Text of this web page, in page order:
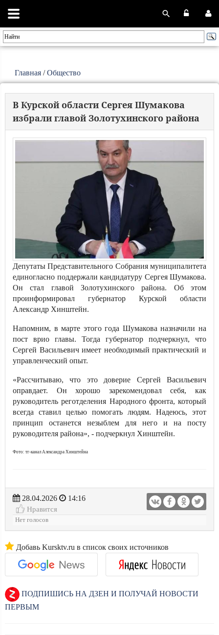
Главная /Общество
В Курской области Сергея Шумакова
избрали главой Золотухинского района
Депутаты Представительного Собрания муниципалитета
единогласно поддержали кандидатуру Сергея Шумакова.
Он стал главой Золотухинского района. Об этом
проинформировал губернатор Курской области
Александр Хинштейн.
Напомним, в марте этого года Шумакова назначили на
пост врио главы. Тогда губернатор подчеркнул, что
Сергей Васильевич имеет необходимый практический и
управленческий опыт.
«Рассчитываю, что это доверие Сергей Васильевич
оправдает. Он хорошо зарекомендовал себя, как
руководитель реготделения Народного фронта, который
всегда ставил целью помогать людям. Надеюсь, этот
принцип останется незыблем для него и на посту
руководителя района», - подчеркнул Хинштейн.
Фото: тг-канал Александра Хинштейна
28.04.2026
14:16
Нравится
Нет голосов
Добавь Kursktv.ru в список своих источников
ПОДПИШИСЬ НА ДЗЕН И ПОЛУЧАЙ НОВОСТИ
ПЕРВЫМ